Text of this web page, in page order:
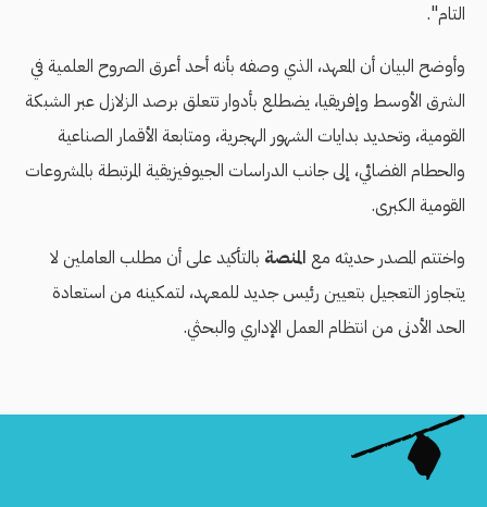
التام".
وأوضح البيان أن المعهد، الذي وصفه بأنه أحد أعرق الصروح العلمية في
الشرق الأوسط وإفريقيا، يضطلع بأدوار تتعلق برصد الزلازل عبر الشبكة
القومية، وتحديد بدايات الشهور الهجرية، ومتابعة الأقمار الصناعية
والحطام الفضائي، إلى جانب الدراسات الجيوفيزيقية المرتبطة بالمشروعات
القومية الكبرى.
واختتم المصدر حديثه مع المنصة بالتأكيد على أن مطلب العاملين لا
يتجاوز التعجيل بتعيين رئيس جديد للمعهد، لتمكينه من استعادة
الحد الأدنى من انتظام العمل الإداري والبحثي.